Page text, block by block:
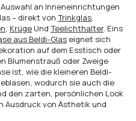
an Inneneinrichtungen
– direkt von Trinkglas,
, Krüge Und Teelichthalter. Eins
aus Beldi-Glas eignet sich
auf dem Esstisch oder
Blumenstrauß oder Zweige
ist, wie die kleineren Beldi-
wodurch sie auch die
den zarten, persönlichen Look
Ausdruck von Ästhetik und